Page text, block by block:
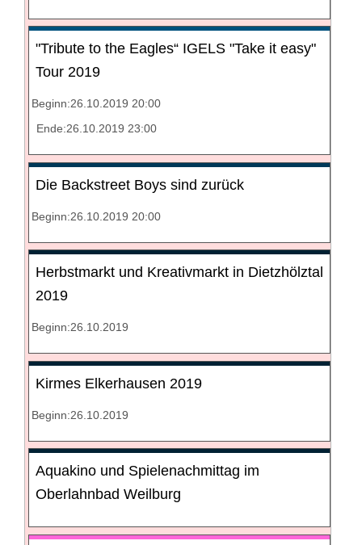
"Tribute to the Eagles“ IGELS "Take it easy"
Tour 2019
Beginn:26.10.2019 20:00
Ende:26.10.2019 23:00
Die Backstreet Boys sind zurück
Beginn:26.10.2019 20:00
Herbstmarkt und Kreativmarkt in Dietzhölztal
2019
Beginn:26.10.2019
Kirmes Elkerhausen 2019
Beginn:26.10.2019
Aquakino und Spielenachmittag im
Oberlahnbad Weilburg